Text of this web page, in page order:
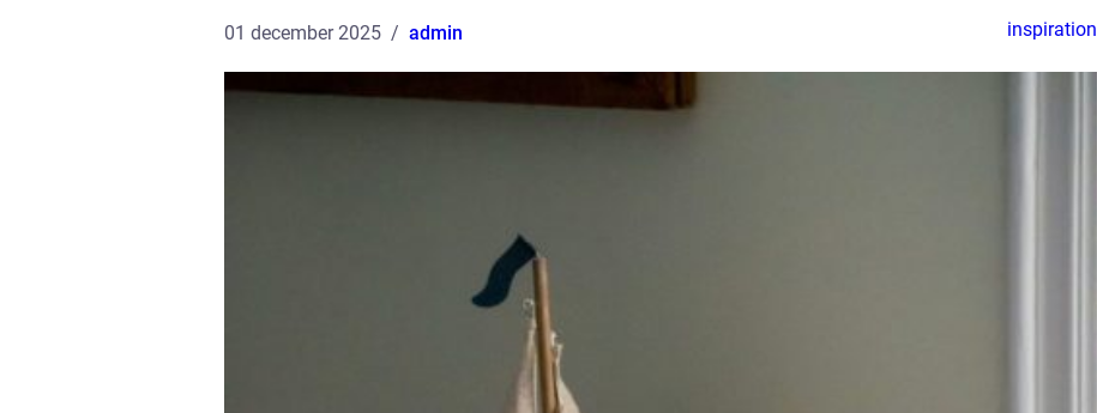
01 december 2025 admin inspiration